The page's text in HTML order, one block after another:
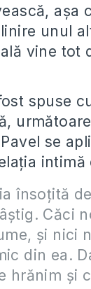
așa
unul
vine tot
spuse
se
intimă
însoţită
Căci
şi nici
din ea.
hrănim şi